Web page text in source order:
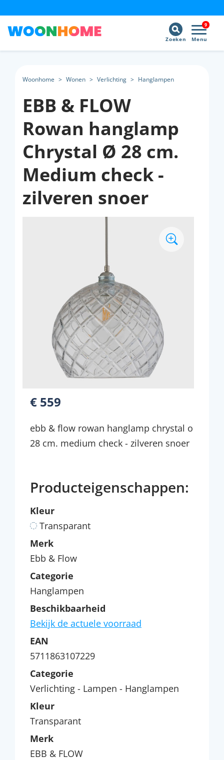
9
Menu
Zoeken
Woonhome > Wonen > Verlichting > Hanglampen
EBB & FLOW
Rowan hanglamp
Chrystal Ø 28 cm.
Medium check -
zilveren snoer
€ 559
ebb & flow rowan hanglamp chrystal o
28 cm. medium check - zilveren snoer
Producteigenschappen:
Kleur
Transparant
Merk
Ebb & Flow
Categorie
Hanglampen
Beschikbaarheid
Bekijk de actuele voorraad
EAN
5711863107229
Categorie
Verlichting - Lampen - Hanglampen
Kleur
Transparant
Merk
EBB & FLOW